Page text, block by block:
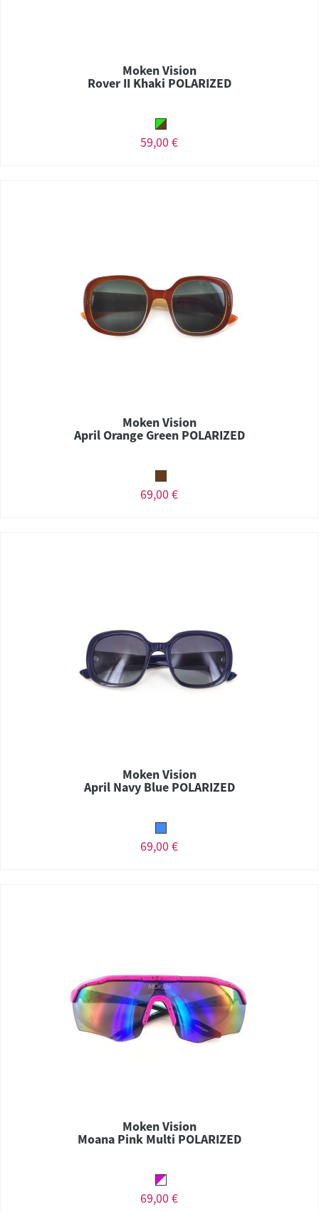
Moken Vision
Rover II Khaki POLARIZED
59,00 €
Moken Vision
April Orange Green POLARIZED
69,00 €
Moken Vision
April Navy Blue POLARIZED
69,00 €
Moken Vision
Moana Pink Multi POLARIZED
69,00 €